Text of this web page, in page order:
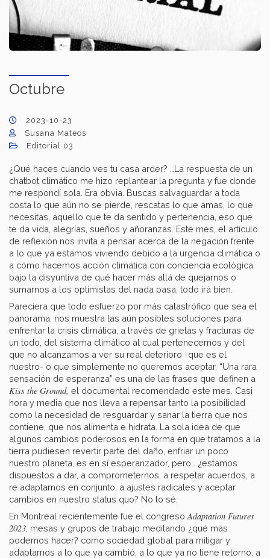
Octubre
2023-10-23
Susana Mateos
Editorial 03
¿Qué haces cuando ves tu casa arder? …La respuesta de un
chatbot climático me hizo replantear la pregunta y fue donde
me respondí sola. Era obvia. Buscas salvaguardar a toda
costa lo que aún no se pierde, rescatas lo que amas, lo que
necesitas, aquello que te da sentido y pertenencia, eso que
te da vida, alegrías, sueños y añoranzas. Este mes, el artículo
de reflexión nos invita a pensar acerca de la negación frente
a lo que ya estamos viviendo debido a la urgencia climática o
a cómo hacemos acción climática con conciencia ecológica
bajo la disyuntiva de qué hacer más allá de quejarnos o
sumarnos a los optimistas del nada pasa, todo irá bien.
Pareciera que todo esfuerzo por más catastrófico que sea el
panorama, nos muestra las aún posibles soluciones para
enfrentar la crisis climática, a través de grietas y fracturas de
un todo, del sistema climático al cual pertenecemos y del
que no alcanzamos a ver su real deterioro -que es el
nuestro- o que simplemente no queremos aceptar. “Una rara
sensación de esperanza” es una de las frases que definen a
Kiss the Ground, el documental recomendado este mes. Casi
hora y media que nos lleva a repensar tanto la posibilidad
como la necesidad de resguardar y sanar la tierra que nos
contiene, que nos alimenta e hidrata. La sola idea de que
algunos cambios poderosos en la forma en que tratamos a la
tierra pudiesen revertir parte del daño, enfriar un poco
nuestro planeta, es en sí esperanzador, pero… ¿estamos
dispuestos a dar, a comprometernos, a respetar acuerdos, a
re adaptarnos en conjunto, a ajustes radicales y aceptar
cambios en nuestro status quo? No lo sé.
En Montreal recientemente fue el congreso Adaptation Futures
2023 , mesas y grupos de trabajo meditando ¿qué más
podemos hacer? como sociedad global para mitigar y
adaptarnos a lo que ya cambió, a lo que ya no tiene retorno, a